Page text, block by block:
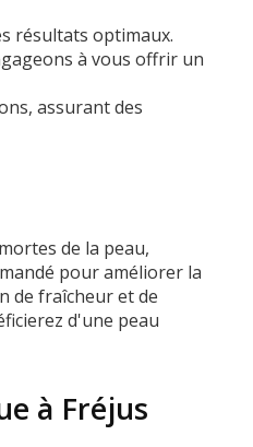
résultats optimaux.
à vous offrir un
assurant des
de la peau,
pour améliorer la
de fraîcheur et de
d'une peau
à Fréjus